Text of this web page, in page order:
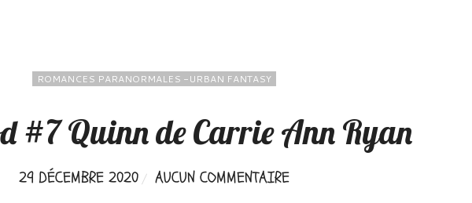
ROMANCES PARANORMALES -URBAN FANTASY
#7 Quinn de Carrie Ann Ryan
29 DÉCEMBRE 2020 AUCUN COMMENTAIRE